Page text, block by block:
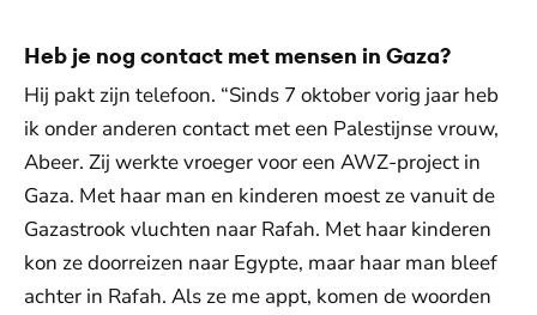
Heb je nog contact met mensen in Gaza?
Hij pakt zijn telefoon. “Sinds 7 oktober vorig jaar heb
ik onder anderen contact met een Palestijnse vrouw,
Abeer. Zij werkte vroeger voor een AWZ-project in
Gaza. Met haar man en kinderen moest ze vanuit de
Gazastrook vluchten naar Rafah. Met haar kinderen
kon ze doorreizen naar Egypte, maar haar man bleef
achter in Rafah. Als ze me appt, komen de woorden